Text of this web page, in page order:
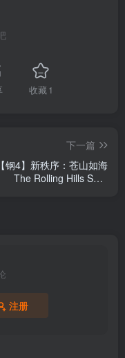
收藏1
下一篇
【钢4】新秩序：苍山如海
The Rolling Hills Sea-
注册